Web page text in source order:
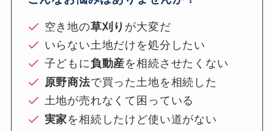
空き地の草刈り が大変だ
いらない土地だけを処分したい
子どもに負動産を相続させたくない
原野商法で買った土地を相続した
土地が売れなくて困っている
実家を相続したけど使い道がない